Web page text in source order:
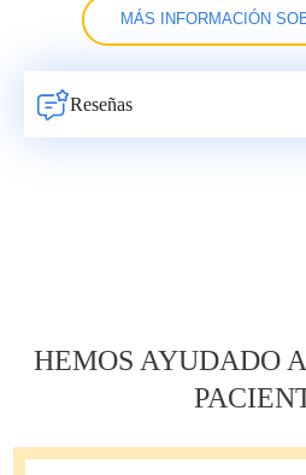
MÁS INFORMACIÓN
Reseñas
HEMOS AYUDADO